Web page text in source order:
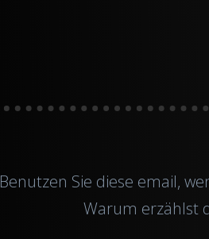
Benutzen Sie diese email,
Warum erzählst